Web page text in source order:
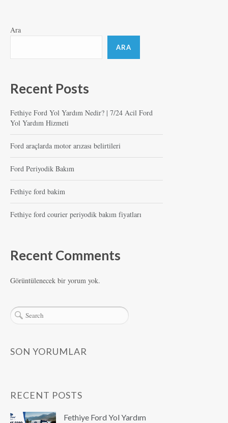
Ara
ARA
Recent Posts
Fethiye Ford Yol Yardım Nedir? | 7/24 Acil Ford
Yol Yardım Hizmeti
Ford araçlarda motor arızası belirtileri
Ford Periyodik Bakım
Fethiye ford bakim
Fethiye ford courier periyodik bakım fiyatları
Recent Comments
Görüntülenecek bir yorum yok.
SON YORUMLAR
RECENT POSTS
Fethiye Ford Yol Yardım